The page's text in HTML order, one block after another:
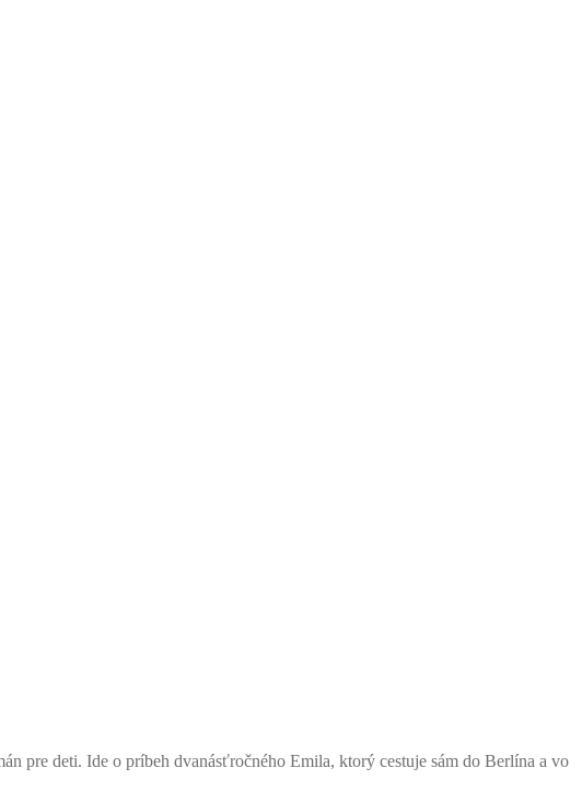
pre deti. Ide o príbeh dvanásťročného Emila, ktorý cestuje sám do Berlína a vo